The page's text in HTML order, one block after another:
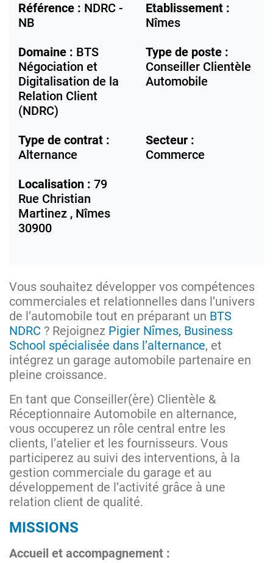
Référence : NDRC -
NB
Etablissement :
Nîmes
Domaine : BTS
Négociation et
Digitalisation de la
Relation Client
(NDRC)
Type de poste :
Conseiller Clientèle
Automobile
Type de contrat :
Alternance
Secteur :
Commerce
Localisation : 79
Rue Christian
Martinez , Nîmes
30900
Vous souhaitez développer vos compétences
commerciales et relationnelles dans l’univers
de l’automobile tout en préparant un BTS
NDRC ? Rejoignez Pigier Nîmes, Business
School spécialisée dans l’alternance, et
intégrez un garage automobile partenaire en
pleine croissance.
En tant que Conseiller(ère) Clientèle &
Réceptionnaire Automobile en alternance,
vous occuperez un rôle central entre les
clients, l’atelier et les fournisseurs. Vous
participerez au suivi des interventions, à la
gestion commerciale du garage et au
développement de l’activité grâce à une
relation client de qualité.
MISSIONS
Accueil et accompagnement :